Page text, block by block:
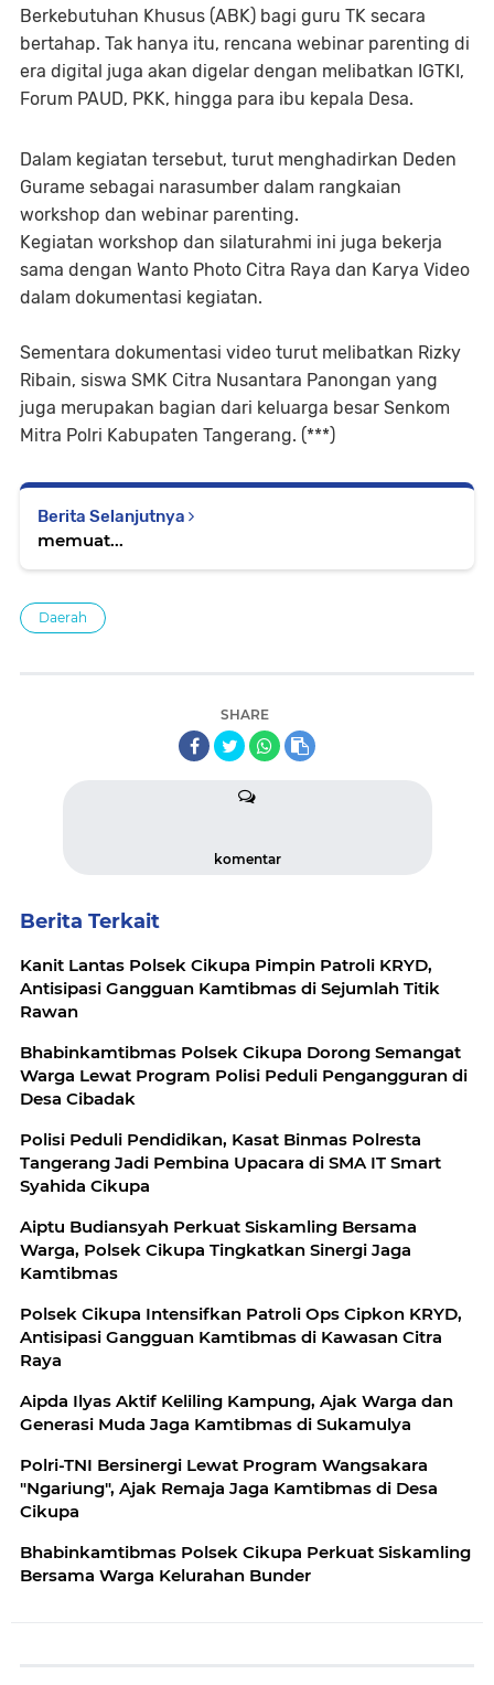
Berkebutuhan Khusus (ABK) bagi guru TK secara
bertahap. Tak hanya itu, rencana webinar parenting di
era digital juga akan digelar dengan melibatkan IGTKI,
Forum PAUD, PKK, hingga para ibu kepala Desa.
Dalam kegiatan tersebut, turut menghadirkan Deden
Gurame sebagai narasumber dalam rangkaian
workshop dan webinar parenting.
Kegiatan workshop dan silaturahmi ini juga bekerja
sama dengan Wanto Photo Citra Raya dan Karya Video
dalam dokumentasi kegiatan.
Sementara dokumentasi video turut melibatkan Rizky
Ribain, siswa SMK Citra Nusantara Panongan yang
juga merupakan bagian dari keluarga besar Senkom
Mitra Polri Kabupaten Tangerang. (***)
Berita Selanjutnya
memuat...
Daerah
SHARE
komentar
Berita Terkait
Kanit Lantas Polsek Cikupa Pimpin Patroli KRYD,
Antisipasi Gangguan Kamtibmas di Sejumlah Titik
Rawan
Bhabinkamtibmas Polsek Cikupa Dorong Semangat
Warga Lewat Program Polisi Peduli Pengangguran di
Desa Cibadak
Polisi Peduli Pendidikan, Kasat Binmas Polresta
Tangerang Jadi Pembina Upacara di SMA IT Smart
Syahida Cikupa
Aiptu Budiansyah Perkuat Siskamling Bersama
Warga, Polsek Cikupa Tingkatkan Sinergi Jaga
Kamtibmas
Polsek Cikupa Intensifkan Patroli Ops Cipkon KRYD,
Antisipasi Gangguan Kamtibmas di Kawasan Citra
Raya
Aipda Ilyas Aktif Keliling Kampung, Ajak Warga dan
Generasi Muda Jaga Kamtibmas di Sukamulya
Polri-TNI Bersinergi Lewat Program Wangsakara
"Ngariung", Ajak Remaja Jaga Kamtibmas di Desa
Cikupa
Bhabinkamtibmas Polsek Cikupa Perkuat Siskamling
Bersama Warga Kelurahan Bunder